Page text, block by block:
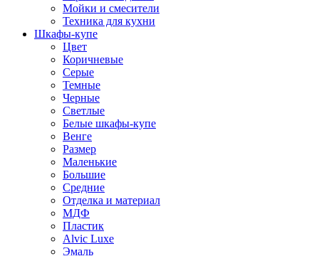
Мойки и смесители
Техника для кухни
Шкафы-купе
Цвет
Коричневые
Серые
Темные
Черные
Светлые
Белые шкафы-купе
Венге
Размер
Маленькие
Большие
Средние
Отделка и материал
МДФ
Пластик
Alvic Luxe
Эмаль